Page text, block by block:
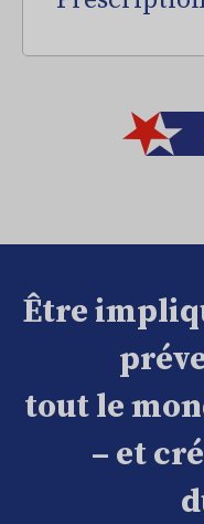
Être
tout le
– et